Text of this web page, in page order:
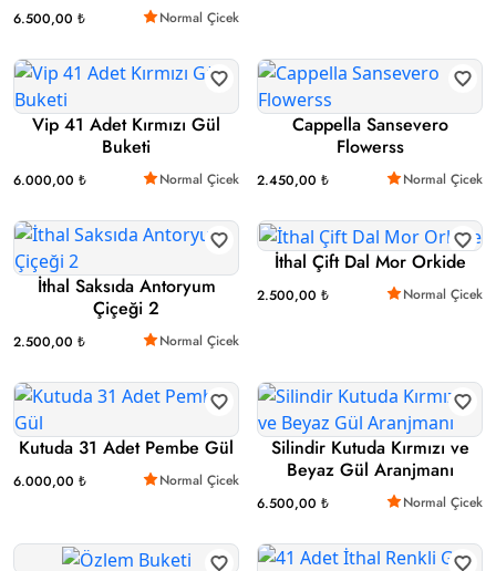
6.500,00 ₺ Normal Çicek
Vip 41 Adet Kırmızı Gül
Buketi
6.000,00 ₺ Normal Çicek
Cappella Sansevero
Flowerss
2.450,00 ₺ Normal Çicek
İthal Saksıda Antoryum
Çiçeği 2
2.500,00 ₺ Normal Çicek
İthal Çift Dal Mor Orkide
2.500,00 ₺ Normal Çicek
Kutuda 31 Adet Pembe Gül
6.000,00 ₺ Normal Çicek
Silindir Kutuda Kırmızı ve
Beyaz Gül Aranjmanı
6.500,00 ₺ Normal Çicek